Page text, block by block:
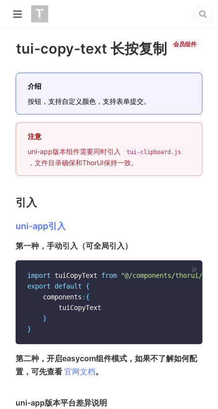
tui-copy-text 长按复制 会员组件
介绍
按钮，支持自定义颜色，支持表单提交。
注意
uni-app版本组件需要同时引入
tui-clipboard.js
，文件目录确保和ThorUI保持一致。
引入
uni-app引入
第一种，手动引入（可全局引入）
import tuiCopyText from
"@/components/thorui/
export
default
{
	components
: {
}
}
第二种，开启easycom组件模式，如果不了解如何配
置，可先查看 官网文档(opens new window)
。
uni-app版本平台差异说明